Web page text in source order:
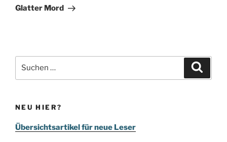
Beitrag
Glatter Mord
nach:
NEU HIER?
Übersichtsartikel für neue Leser